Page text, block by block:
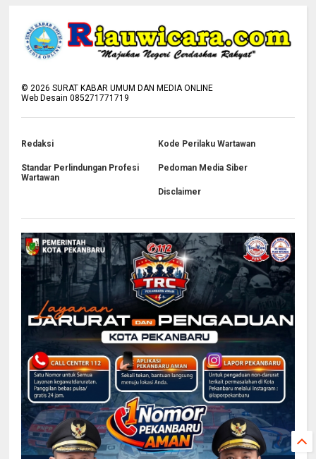
©2026 SURAT KABAR UMUM DAN MEDIA ONLINE
Web Desain 085271771719
Redaksi Kode Perilaku Wartawan
Standar Perlindungan Profesi
Wartawan
Pedoman Media Siber
Disclaimer